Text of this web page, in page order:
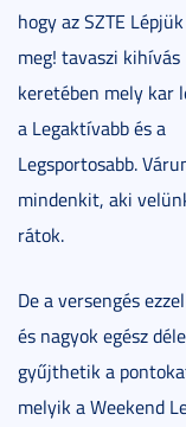
hogy az SZTE Lépjük
meg! tavaszi kihívás
keretében mely kar
a Legaktívabb és a
Legsportosabb.
mindenkit, aki
rátok.
De a versengés
és nagyok egész
gyűjthetik a
melyik a Weekend